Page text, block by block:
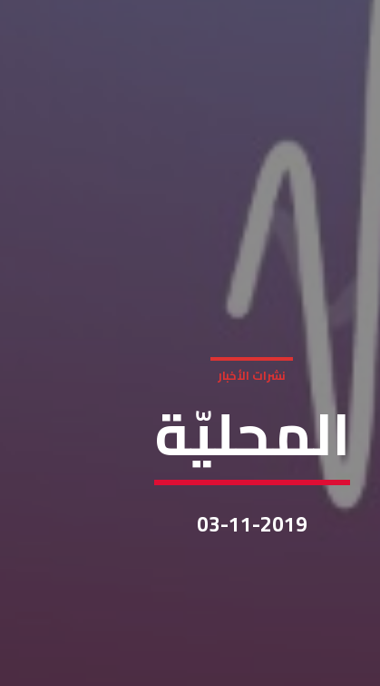
نشرات الأخبار
المحليّة
03-11-2019